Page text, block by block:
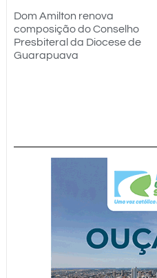
Dom Amilton renova
composição do Conselho
Presbiteral da Diocese de
Guarapuava